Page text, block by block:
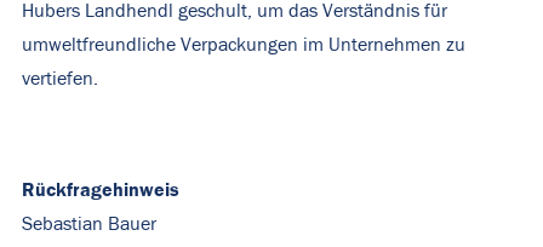
Hubers Landhendl geschult, um das Verständnis für
umweltfreundliche Verpackungen im Unternehmen zu
vertiefen.
Rückfragehinweis
Sebastian Bauer